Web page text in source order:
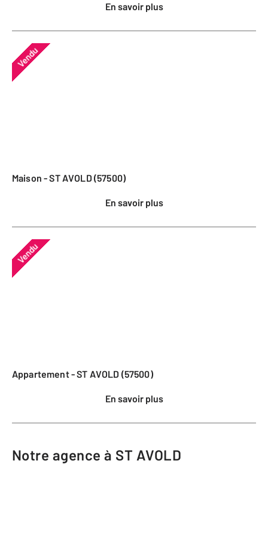
En savoir plus
Vendu
Maison - ST AVOLD (57500)
En savoir plus
Vendu
Appartement - ST AVOLD (57500)
En savoir plus
Notre agence à ST AVOLD